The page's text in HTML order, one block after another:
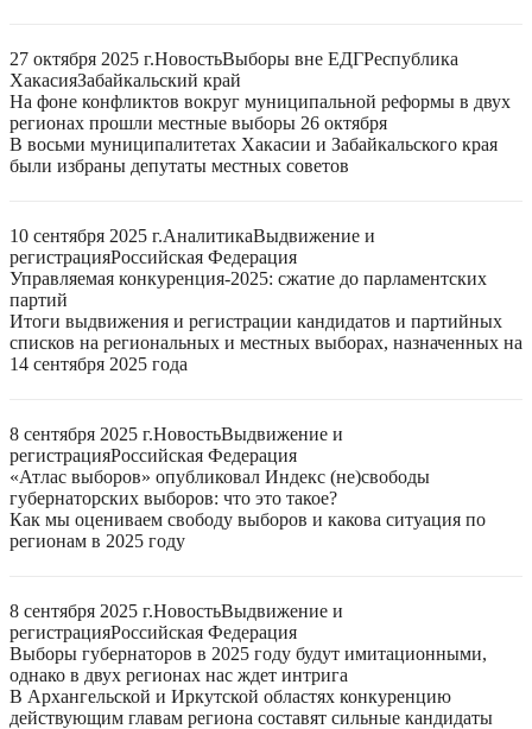
27 октября 2025 г.НовостьВыборы вне ЕДГРеспублика
ХакасияЗабайкальский край
На фоне конфликтов вокруг муниципальной реформы в двух
регионах прошли местные выборы 26 октября
В восьми муниципалитетах Хакасии и Забайкальского края
были избраны депутаты местных советов
10 сентября 2025 г.АналитикаВыдвижение и
регистрацияРоссийская Федерация
Управляемая конкуренция-2025: сжатие до парламентских
партий
Итоги выдвижения и регистрации кандидатов и партийных
списков на региональных и местных выборах, назначенных на
14 сентября 2025 года
8 сентября 2025 г.НовостьВыдвижение и
регистрацияРоссийская Федерация
«Атлас выборов» опубликовал Индекс (не)свободы
губернаторских выборов: что это такое?
Как мы оцениваем свободу выборов и какова ситуация по
регионам в 2025 году
8 сентября 2025 г.НовостьВыдвижение и
регистрацияРоссийская Федерация
Выборы губернаторов в 2025 году будут имитационными,
однако в двух регионах нас ждет интрига
В Архангельской и Иркутской областях конкуренцию
действующим главам региона составят сильные кандидаты